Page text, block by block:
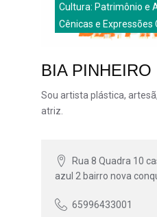
Cultura: Patrimônio e
Cênicas e Expressões
BIA PINHEIRO
Sou artista plástica,
atriz.
Rua 8 Quadra 10
azul 2 bairro nova
65996433001